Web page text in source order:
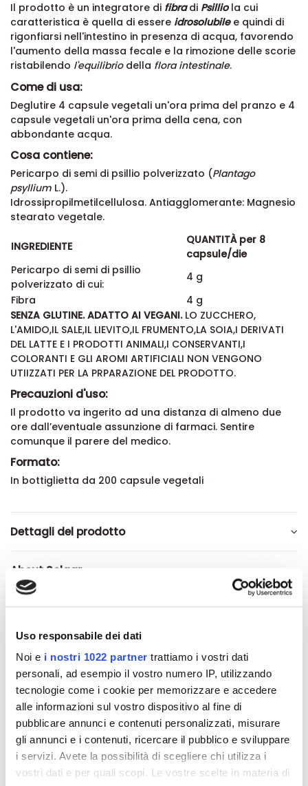
Uso responsabile dei dati
Noi e i nostri 1022 partner trattiamo i vostri dati
personali, ad esempio il vostro numero IP, utilizzando
tecnologie come i cookie per memorizzare e accedere
alle informazioni sul vostro dispositivo al fine di
pubblicare annunci e contenuti personalizzati, misurare
gli annunci e i contenuti, ricercare il pubblico e sviluppare
i servizi. Avete la possibilità di scegliere chi utilizza i
vostri dati e per quali scopi. Le vostre scelte in materia di
Il prodotto è un integratore di fibradi Psilliola cui
caratteristica è quella di essere idrosolubilee quindi di
rigonfiarsi nell'intestino in presenza di acqua, favorendo
l'aumento della massa fecale e la rimozione delle scorie
ristabilendo l'equilibriodella flora intestinale.
Come di usa:
Deglutire 4 capsule vegetali un'ora prima del pranzo e 4
capsule vegetali un'ora prima della cena, con
abbondante acqua.
Cosa contiene:
Pericarpo di semi di psillio polverizzato (Plantago
psyllium L.).
Idrossipropilmetilcellulosa. Antiagglomerante: Magnesio
stearato vegetale.
INGREDIENTE
QUANTITÀ per 8
capsule/die
Pericarpo di semi di psillio
polverizzato di cui:
4 g
Fibra
4 g
SENZA GLUTINE. ADATTO AI VEGANI. LO ZUCCHERO,
L'AMIDO,IL SALE,IL LIEVITO,IL FRUMENTO,LA SOIA,I DERIVATI
DEL LATTE E I PRODOTTI ANIMALI,I CONSERVANTI,I
COLORANTI E GLI AROMI ARTIFICIALI NON VENGONO
UTIIZZATI PER LA PRPARAZIONE DEL PRODOTTO.
Precauzioni d'uso:
Il prodotto va ingerito ad una distanza di almeno due
ore dall’eventuale assunzione di farmaci. Sentire
comunque il parere del medico.
Formato:
In bottiglietta da 200 capsule vegetali
Dettagli del prodotto
About Solgar
Recensioni
Altri prodotti che potrebbero
interessarti
-42%